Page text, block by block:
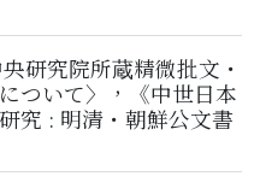
研究院所蔵精微批文・
ついて〉，《中世日本
究 : 明清・朝鮮公文書